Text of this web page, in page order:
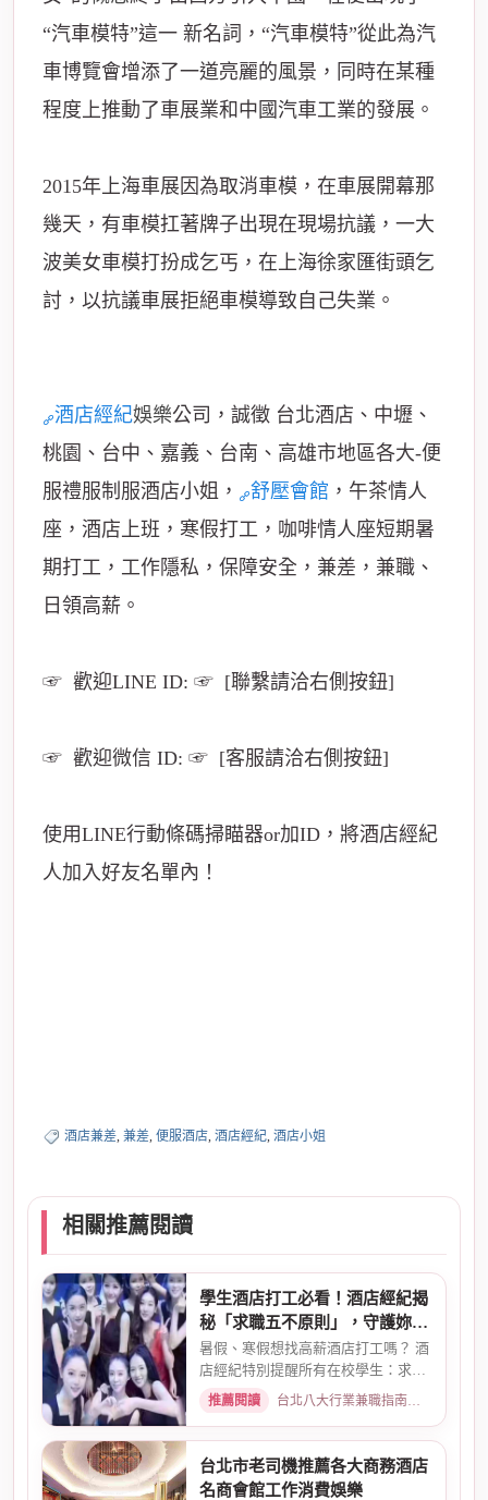
“汽車模特”這一 新名詞，“汽車模特”從此為汽
車博覽會增添了一道亮麗的風景，同時在某種
程度上推動了車展業和中國汽車工業的發展。
2015年上海車展因為取消車模，在車展開幕那
幾天，有車模扛著牌子出現在現場抗議，一大
波美女車模打扮成乞丐，在上海徐家匯街頭乞
討，以抗議車展拒絕車模導致自己失業。
酒店經紀娛樂公司，誠徵 台北酒店、中壢、
桃園、台中、嘉義、台南、高雄市地區各大-便
服禮服制服酒店小姐，
舒壓會館 ，午茶情人
座，酒店上班，寒假打工，咖啡情人座短期暑
期打工，工作隱私，保障安全，兼差，兼職、
日領高薪。
☞ 歡迎LINE ID: ☞ [聯繫請洽右側按鈕]
☞ 歡迎微信 ID: ☞ [客服請洽右側按鈕]
使用LINE行動條碼掃瞄器or加ID，將酒店經紀
人加入好友名單內！
酒店兼差, 兼差, 便服酒店, 酒店經紀, 酒店小姐
相關推薦閱讀
學生酒店打工必看！酒店經紀揭
秘「求職五不原則」，守護妳的
求職安全
暑假、寒假想找高薪酒店打工嗎？ 酒
店經紀特別提醒所有在校學生：求職
時請務必堅守「五不原則」...
推薦閱讀 台北八大行業兼職指南：熱門職缺與求職須知 · 2026-03-09
台北市老司機推薦各大商務酒店
名商會館工作消費娛樂